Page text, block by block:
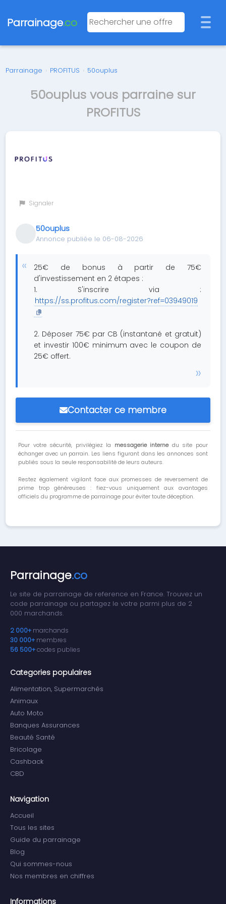
Parrainage.co
Parrainage › PROFITUS › 50ouplus
50ouplus vous parraine sur
PROFITUS
Signaler
50ouplus
Annonce publiée le 06-08-2026
25€ de bonus à partir de 75€
d'investissement en 2 étapes :
1. S'inscrire via :
https://ss.profitus.com/register?ref=03949019
2. Déposer 75€ par CB (instantané et gratuit)
et investir 100€ minimum avec le coupon de
25€ offert.
Contacter ce membre
Pour votre sécurité, privilégiez la messagerie internedu site pour
échanger avec un parrain. Les liens figurant dans les annonces sont
publiés sous la seule responsabilité de leurs auteurs.
Restez également vigilant face aux promesses de reversement de
prime trop généreuses : fiez-vous uniquement aux avantages
officiels du programme de parrainage pour éviter toute déception.
Parrainage.co
Le site de parrainage de reference en France. Trouvez un
code parrainage ou partagez le votre parmi plus de 2
000 marchands.
2 000+ marchands
30 000+ membres
56 500+codes publies
Categories populaires
Alimentation, Supermarchés
Animaux
Auto Moto
Banques Assurances
Beauté Santé
Bricolage
Cashback
CBD
Navigation
Accueil
Tous les sites
Guide du parrainage
Blog
Qui sommes-nous
Nos membres en chiffres
Informations